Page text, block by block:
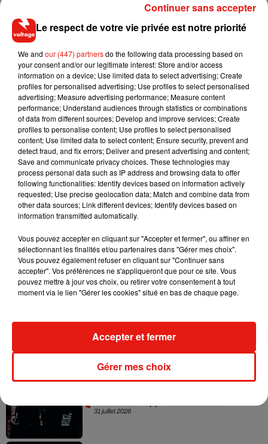
Musique
7 août 2026
RÜFÜS DU SOL annonce un nouvel
album après sa tournée mondiale
7 août 2026
Angèle et Amélie Lens dévoilent leur
collaboration tant attendue
6 août 2026
dimension avec son premier...
leur mixtape créée en...
31 juillet 2026
Le respect de votre vie privée est notre priorité
We and our (447) partnersdo the following data processing based on
your consent and/or our legitimate interest: Store and/or access
information on a device; Use limited data to select advertising; Create
profiles for personalised advertising; Use profiles to select personalised
advertising; Measure advertising performance; Measure content
performance; Understand audiences through statistics or combinations
of data from different sources; Develop and improve services; Create
profiles to personalise content; Use profiles to select personalised
content; Use limited data to select content; Ensure security, prevent and
detect fraud, and fix errors; Deliver and present advertising and content;
Save and communicate privacy choices. These technologies may
process personal data such as IP address and browsing data to offer
following functionalities: Identify devices based on information actively
requested; Use precise geolocation data; Match and combine data from
other data sources; Link different devices; Identify devices based on
information transmitted automatically.
Vous pouvez accepter en cliquant sur "Accepter et fermer", ou affiner en
sélectionnant les finalités et/ou partenaires dans "Gérer mes choix".
Vous pouvez également refuser en cliquant sur "Continuer sans
accepter". Vos préférences ne s'appliqueront que pour ce site. Vous
pouvez mettre à jour vos choix, ou retirer votre consentement à tout
moment via le lien "Gérer les cookies" situé en bas de chaque page.
Gérer mes choix
Accepter et fermer
Continuer sans accepter